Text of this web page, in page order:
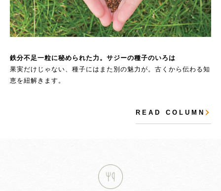
鉄分不足一粒に秘められた力。サジーの種子のいろは
果実だけじゃない、種子にはまた別の魅力が。古くから伝わる知
恵を紐解きます。
R E A D C O L U M N